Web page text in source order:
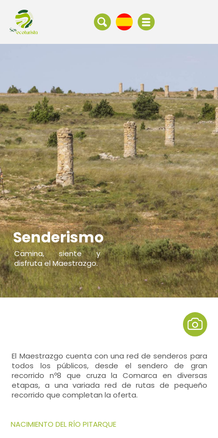
Senderismo
Camina, siente y
disfruta el Maestrazgo.
El Maestrazgo cuenta con una red de senderos para
todos los públicos, desde el sendero de gran
recorrido nº8 que cruza la Comarca en diversas
etapas, a una variada red de rutas de pequeño
recorrido que completan la oferta.
NACIMIENTO DEL RÍO PITARQUE